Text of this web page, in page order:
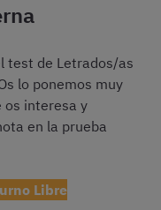
test de Letrados/as
lo ponemos muy
os interesa y
en la prueba
Libre